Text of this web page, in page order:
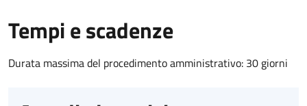
Tempi e scadenze
Durata massima del procedimento amministrativo: 30 giorni